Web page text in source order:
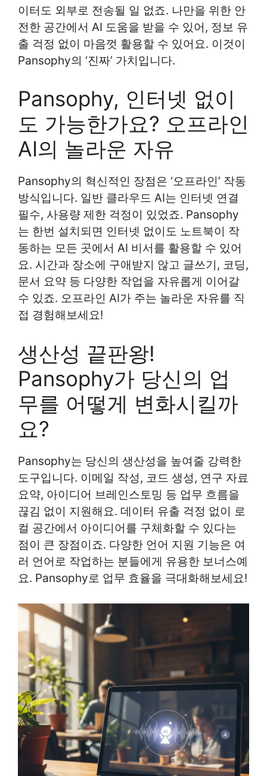
이터도 외부로 전송될 일 없죠. 나만을 위한 안
전한 공간에서 AI 도움을 받을 수 있어, 정보 유
출 걱정 없이 마음껏 활용할 수 있어요. 이것이
Pansophy의 ‘진짜’ 가치입니다.
Pansophy, 인터넷 없이
도 가능한가요? 오프라인
AI의 놀라운 자유
Pansophy의 혁신적인 장점은 ‘오프라인’ 작동
방식입니다. 일반 클라우드 AI는 인터넷 연결
필수, 사용량 제한 걱정이 있었죠. Pansophy
는 한번 설치되면 인터넷 없이도 노트북이 작
동하는 모든 곳에서 AI 비서를 활용할 수 있어
요. 시간과 장소에 구애받지 않고 글쓰기, 코딩,
문서 요약 등 다양한 작업을 자유롭게 이어갈
수 있죠. 오프라인 AI가 주는 놀라운 자유를 직
접 경험해보세요!
생산성 끝판왕!
Pansophy가 당신의 업
무를 어떻게 변화시킬까
요?
Pansophy는 당신의 생산성을 높여줄 강력한
도구입니다. 이메일 작성, 코드 생성, 연구 자료
요약, 아이디어 브레인스토밍 등 업무 흐름을
끊김 없이 지원해요. 데이터 유출 걱정 없이 로
컬 공간에서 아이디어를 구체화할 수 있다는
점이 큰 장점이죠. 다양한 언어 지원 기능은 여
러 언어로 작업하는 분들에게 유용한 보너스예
요. Pansophy로 업무 효율을 극대화해보세요!